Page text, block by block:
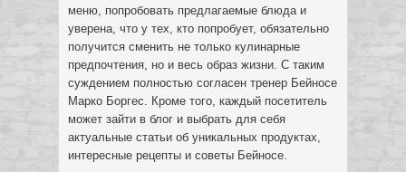
меню, попробовать предлагаемые блюда и
уверена, что у тех, кто попробует, обязательно
получится сменить не только кулинарные
предпочтения, но и весь образ жизни. С таким
суждением полностью согласен тренер Бейносе
Марко Боргес. Кроме того, каждый посетитель
может зайти в блог и выбрать для себя
актуальные статьи об уникальных продуктах,
интересные рецепты и советы Бейносе.